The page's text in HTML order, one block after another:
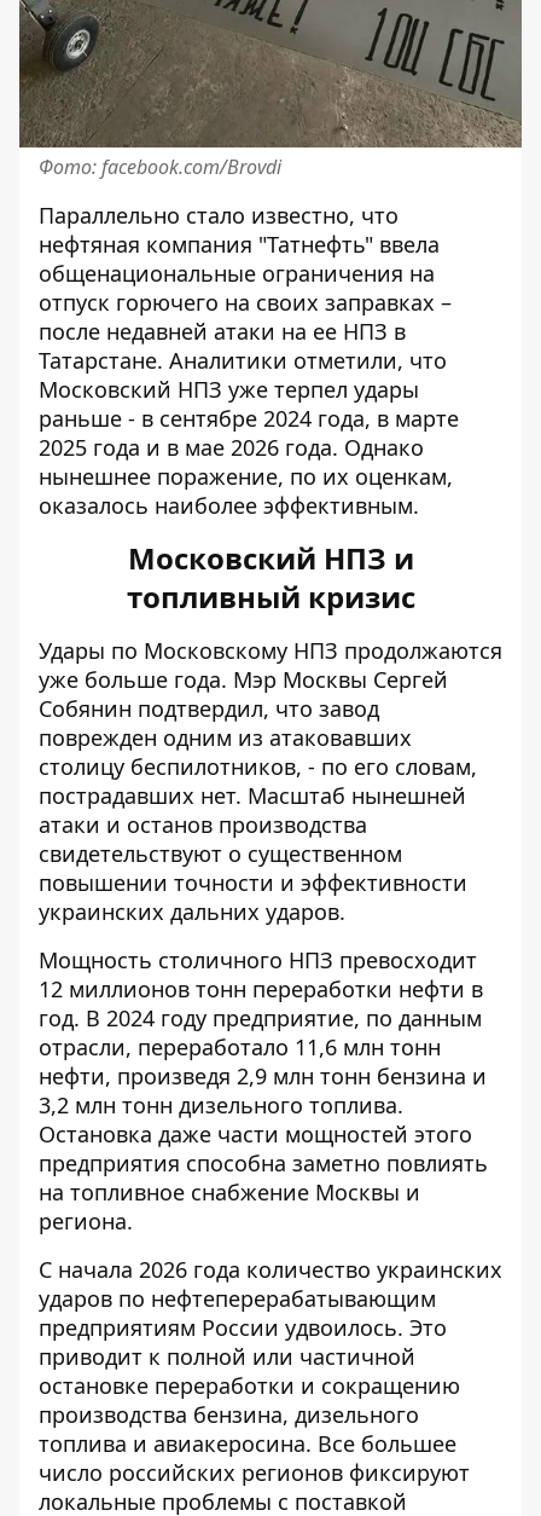
Фото: facebook.com/Brovdi
Параллельно стало известно, что
нефтяная компания "Татнефть" ввела
общенациональные ограничения на
отпуск горючего на своих заправках –
после недавней атаки на ее НПЗ в
Татарстане. Аналитики отметили, что
Московский НПЗ уже терпел удары
раньше - в сентябре 2024 года, в марте
2025 года и в мае 2026 года. Однако
нынешнее поражение, по их оценкам,
оказалось наиболее эффективным.
Московский НПЗ и
топливный кризис
Удары по Московскому НПЗ продолжаются
уже больше года. Мэр Москвы Сергей
Собянин подтвердил, что завод
поврежден одним из атаковавших
столицу беспилотников, - по его словам,
пострадавших нет. Масштаб нынешней
атаки и останов производства
свидетельствуют о существенном
повышении точности и эффективности
украинских дальних ударов.
Мощность столичного НПЗ превосходит
12 миллионов тонн переработки нефти в
год. В 2024 году предприятие, по данным
отрасли, переработало 11,6 млн тонн
нефти, произведя 2,9 млн тонн бензина и
3,2 млн тонн дизельного топлива.
Остановка даже части мощностей этого
предприятия способна заметно повлиять
на топливное снабжение Москвы и
региона.
С начала 2026 года количество украинских
ударов по нефтеперерабатывающим
предприятиям России удвоилось. Это
приводит к полной или частичной
остановке переработки и сокращению
производства бензина, дизельного
топлива и авиакеросина. Все большее
число российских регионов фиксируют
локальные проблемы с поставкой